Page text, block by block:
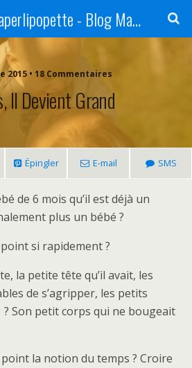
Marinette Saperlipopette - Blog Maman Angers Lifestyle - Ex Expat Montréal
2015 • 18 Commentaires
Il Devient Grand
Épingler E-mail SMS
de 6 mois qu’il est déjà un
plus un bébé ?
si rapidement ?
la petite tête qu’il avait, les
de s’agripper, les petits
Son petit corps qui ne bougeait
la notion du temps ? Croire